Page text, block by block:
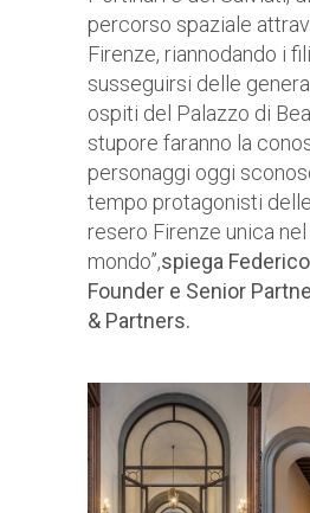
percorso spaziale
Firenze, riannodando i
susseguirsi delle
ospiti del Palazzo di
stupore faranno la
personaggi oggi
tempo protagonisti
resero Firenze unica nel
mondo”,spiega
Founder e Senior
& Partners.